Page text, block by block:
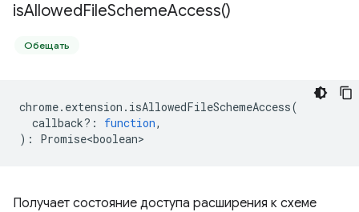
isAllowedFileSchemeAccess()
Обещать
chrome. extension . isAllowedFileSchemeAccess(
callback? : function,
) : Promise<boolean>
Получает состояние доступа расширения к схеме